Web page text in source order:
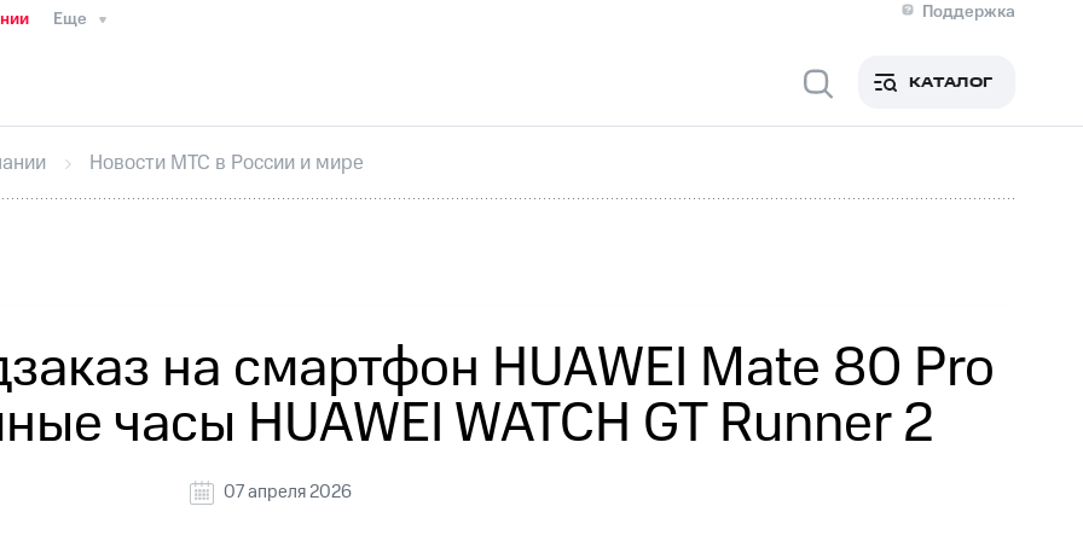
Еще
Поддержка
Медиа-центр
ИнтервьюФинансовая отчетностьКонтактыПригласить спикера
секретарьРаскрытие информации
кабинет акционераАкционерный капиталКонтроль и аудитРынок акций
КАТАЛОГ
Новости МТС в России и мире
на смартфон HUAWEI Mate 80 Pro
часы HUAWEI WATCH GT Runner 2
07 апреля 2026